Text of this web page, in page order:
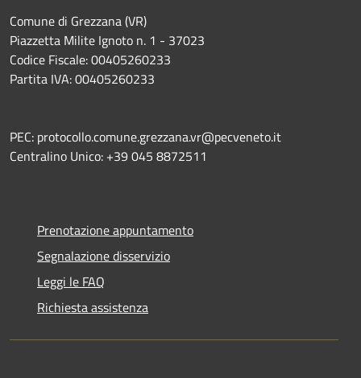
Comune di Grezzana (VR)
Piazzetta Milite Ignoto n. 1 - 37023
Codice Fiscale: 00405260233
Partita IVA: 00405260233
PEC: protocollo.comune.grezzana.vr@pecveneto.it
Centralino Unico: +39 045 8872511
Prenotazione appuntamento
Segnalazione disservizio
Leggi le FAQ
Richiesta assistenza